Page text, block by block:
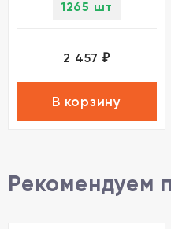
1265 шт
2 457 ₽
В корзину
Рекомендуем